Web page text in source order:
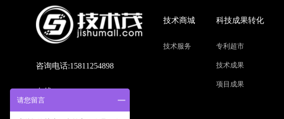
咨询电话:15811254898
在线QQ:214636032
联系地址:北京市海淀区
技术商城
技术服务
科技成果转化
专利超市
技术成果
项目成果
请您留言